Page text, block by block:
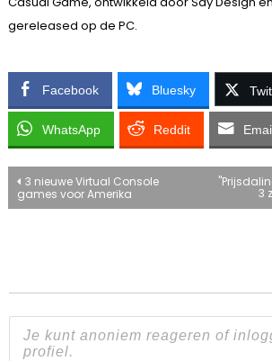
gereleased op de PC.
Facebook Bluesky
WhatsApp Reddit
Bericht
3 nieuwe Virtual Console
games voor Amerika
3